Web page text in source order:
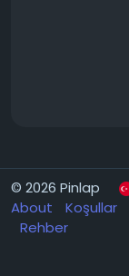
© 2026 Pinlap
About
Koşullar
Rehber